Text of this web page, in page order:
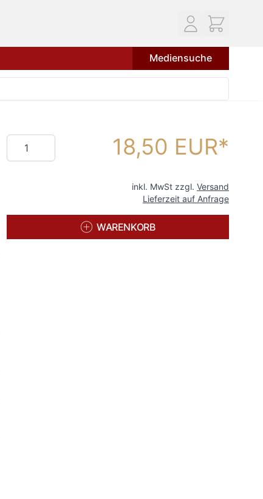
Mediensuche
Menge 18,50 EUR
inkl. MwSt zzgl. Versand
Lieferzeit auf Anfrage
WARENKORB